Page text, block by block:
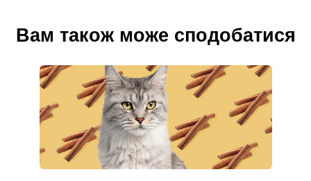
Вам також може сподобатися